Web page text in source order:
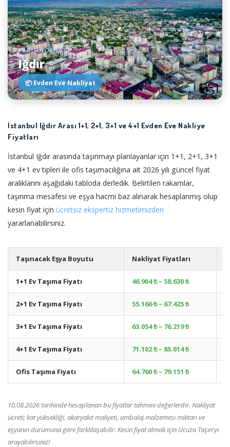
VARIŞ NOKTASI
Iğdır
📦 Evden Eve Nakliyat
İstanbul Iğdır Arası 1+1, 2+1, 3+1 ve 4+1 Evden Eve Nakliye
Fiyatları
İstanbul Iğdır arasında taşınmayı planlayanlar için 1+1, 2+1, 3+1
ve 4+1 ev tipleri ile ofis taşımacılığına ait 2026 yılı güncel fiyat
aralıklarını aşağıdaki tabloda derledik. Belirtilen rakamlar,
taşınma mesafesi ve eşya hacmi baz alınarak hesaplanmış olup
kesin fiyat için ücretsiz ekspertiz hizmetimizden
yararlanabilirsiniz.
Taşınacak Eşya Boyutu Nakliyat Fiyatları
1+1 Ev Taşıma Fiyatı 46.904 ₺ – 58.630 ₺
2+1 Ev Taşıma Fiyatı 55.166 ₺ – 67.425 ₺
3+1 Ev Taşıma Fiyatı 63.054 ₺ – 76.219 ₺
4+1 Ev Taşıma Fiyatı 71.102 ₺ – 85.014 ₺
Ofis Taşıma Fiyatı 64.760 ₺ – 79.151 ₺
10.08.2026 tarihinde hesaplanan bu fiyatlar tahmini değerlerdir. Nakliyat
ücreti; kat yüksekliği, akaryakıt maliyeti, ambalaj malzemesi miktarı ve
eşyanın durumuna göre farklılaşabilir. Kesin fiyat almak için Ucuza Taşın'yı
arayabilirsiniz!